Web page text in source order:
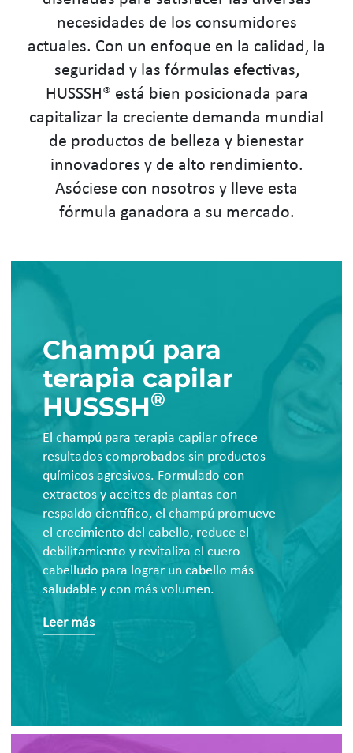
necesidades de los consumidores
actuales. Con un enfoque en la calidad, la
seguridad y las fórmulas efectivas,
HUSSSH® está bien posicionada para
capitalizar la creciente demanda mundial
de productos de belleza y bienestar
innovadores y de alto rendimiento.
Asóciese con nosotros y lleve esta
fórmula ganadora a su mercado.
Champú para
terapia capilar
HUSSSH®
El champú para terapia capilar ofrece
resultados comprobados sin productos
químicos agresivos. Formulado con
extractos y aceites de plantas con
respaldo científico, el champú promueve
el crecimiento del cabello, reduce el
debilitamiento y revitaliza el cuero
cabelludo para lograr un cabello más
saludable y con más volumen.
Leer más